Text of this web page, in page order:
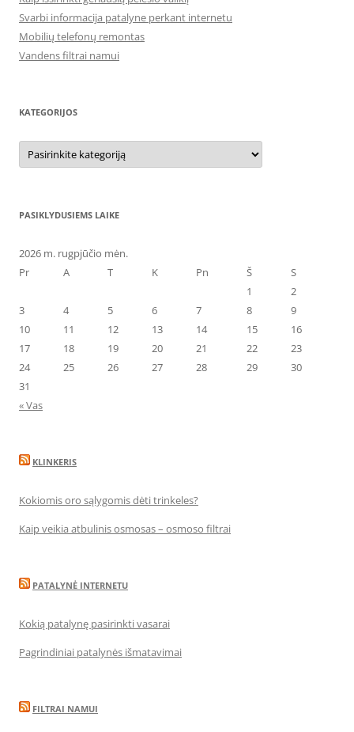
Svarbi informacija patalyne perkant internetu
Mobilių telefonų remontas
Vandens filtrai namui
KATEGORIJOS
Kategorijos
PASIKLYDUSIEMS LAIKE
2026 m. rugpjūčio mėn.
Pr
A T K Pn Š
S
1
2
3
4 5 6 7 8
9
10
11 12 13 14 15
16
17
18 19 20 21 22
23
24
25 26 27 28 29
30
31
« Vas
KLINKERIS
Kokiomis oro sąlygomis dėti trinkeles?
Kaip veikia atbulinis osmosas – osmoso filtrai
PATALYNĖ INTERNETU
Kokią patalynę pasirinkti vasarai
Pagrindiniai patalynės išmatavimai
FILTRAI NAMUI